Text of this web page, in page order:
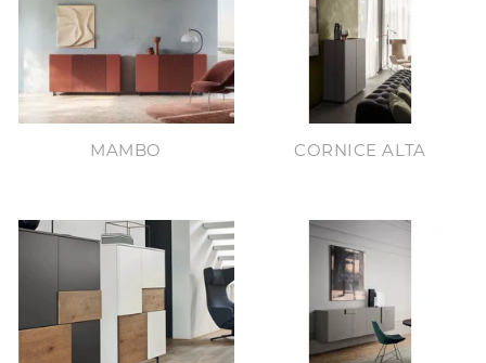
MAMBO CORNICE ALTA